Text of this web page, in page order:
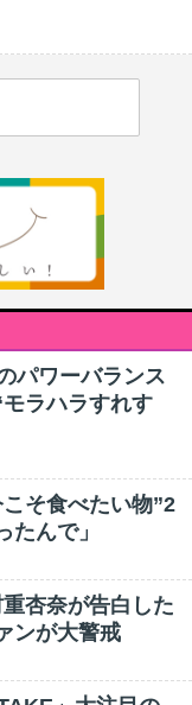
パワーバランス
ラハラすれす
そ食べたい物”2
んで」
杏奈が告白した
ンが大警戒